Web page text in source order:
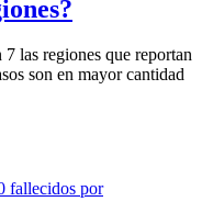
las regiones que reportan
son en mayor cantidad